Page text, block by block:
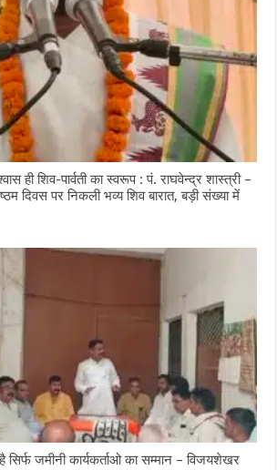
ही शिव-पार्वती का स्वरूप : पं. राघवेन्द्र शास्त्री –
दिवस पर निकली भव्य शिव बारात, बड़ी संख्या में
सिर्फ जमीनी कार्यकर्ताओ का सम्मान – विजयशेखर